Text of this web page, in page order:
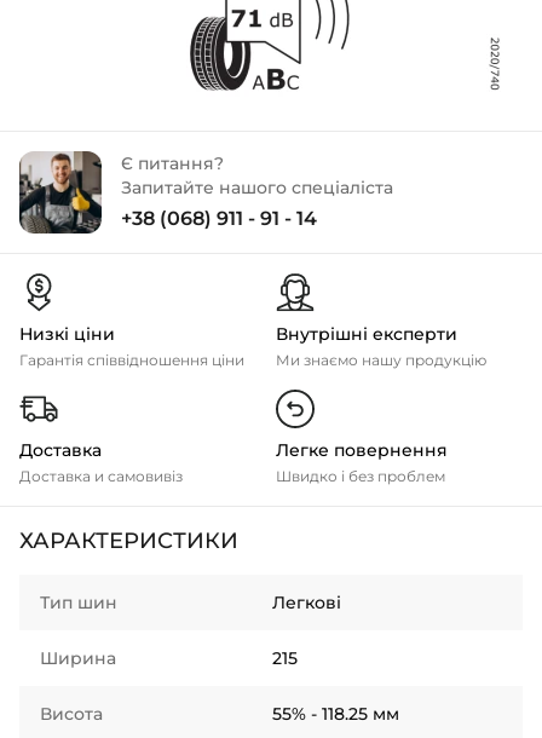
Є питання?
Запитайте нашого спеціаліста
+38 (068) 911 - 91 - 14
Низкі ціни
Гарантія співвідношення ціни
Внутрішні експерти
Ми знаємо нашу продукцію
Доставка
Доставка и самовивіз
Легке повернення
Швидко і без проблем
ХАРАКТЕРИСТИКИ
Тип шин Легкові
Ширина 215
Висота 55% - 118.25 мм